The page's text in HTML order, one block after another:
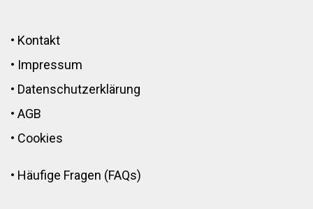
• Kontakt
• Impressum
• Datenschutzerklärung
• AGB
• Cookies
• Häufige Fragen (FAQs)